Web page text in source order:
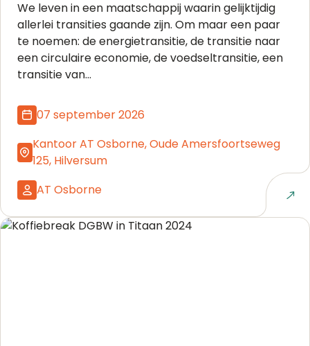
We leven in een maatschappij waarin gelijktijdig
allerlei transities gaande zijn. Om maar een paar
te noemen: de energietransitie, de transitie naar
een circulaire economie, de voedseltransitie, een
transitie van...
07 september 2026
Kantoor AT Osborne, Oude Amersfoortseweg
125, Hilversum
AT Osborne
Naar event